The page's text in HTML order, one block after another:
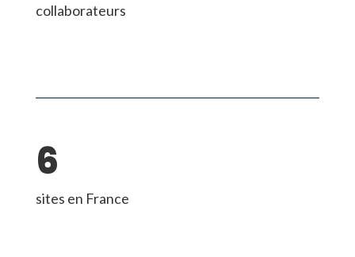
collaborateurs
6
sites en France